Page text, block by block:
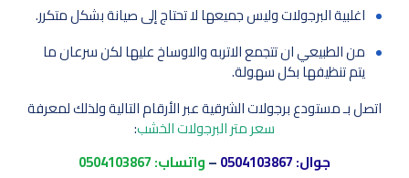
اغلبية البرجولات وليس جميعها لا تحتاج إلى صيانة بشكل متكرر.
من الطبيعي ان تتجمع الاتربه والاوساخ عليها لكن سرعان ما
يتم تنظيفها بكل سهولة.
اتصل بـ مستودع برجولات الشرقية عبر الأرقام التالية ولذلك لمعرفة
سعر متر البرجولات الخشب:
جوال:0504103867
–واتساب:0504103867